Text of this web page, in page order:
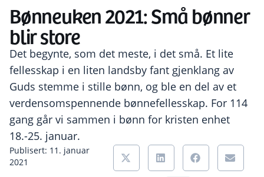
Bønneuken 2021: Små bønner
blir store
Det begynte, som det meste, i det små. Et lite
fellesskap i en liten landsby fant gjenklang av
Guds stemme i stille bønn, og ble en del av et
verdensomspennende bønnefellesskap. For 114
gang går vi sammen i bønn for kristen enhet
18.-25. januar.
Publisert: 11. januar
2021